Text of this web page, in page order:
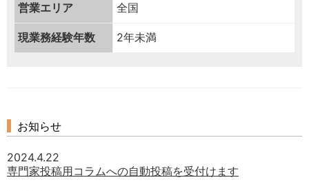
営業エリア 全国
現業務経験年数 2年未満
お知らせ
2024.4.22
専門家投稿用コラムへの自動投稿を受付けます